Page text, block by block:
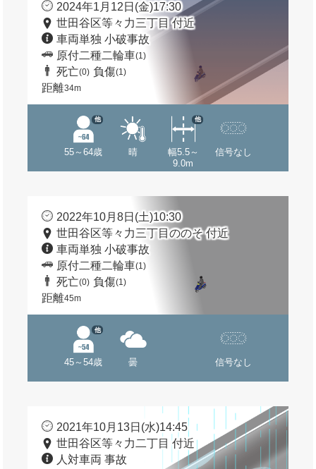
2024年1月12日(金)17:30
世田谷区等々力三丁目 付近
車両単独 小破事故
原付二種二輪車(1)
死亡(0) 負傷(1)
距離34m
55～64歳
他
晴
幅5.5～
9.0m
他
信号なし
2022年10月8日(土)10:30
世田谷区等々力三丁目ののそ 付近
車両単独 小破事故
原付二種二輪車(1)
死亡(0) 負傷(1)
距離45m
45～54歳
他
曇 信号なし
2021年10月13日(水)14:45
世田谷区等々力二丁目 付近
人対車両 事故